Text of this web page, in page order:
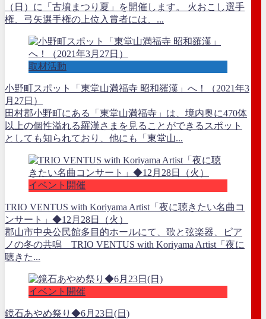
（日）に「古墳まつり夏」を開催します。 火おこし選手
権、弓矢選手権の上位入賞者には、...
取材活動
小野町スポット「東堂山満福寺 昭和羅漢」へ！（2021年3
月27日）
田村郡小野町にある「東堂山満福寺」は、境内奥に470体
以上の個性溢れる羅漢さまを見ることができるスポット
としても知られており、他にも「東堂山...
イベント開催
TRIO VENTUS with Koriyama Artist「夜に聴きたい名曲コ
ンサート」◆12月28日（火）
郡山市中央公民館多目的ホールにて、歌と弦楽器、ピア
ノの冬の共鳴 TRIO VENTUS with Koriyama Artist「夜に
聴きた...
イベント開催
鏡石あやめ祭り◆6月23日(日)